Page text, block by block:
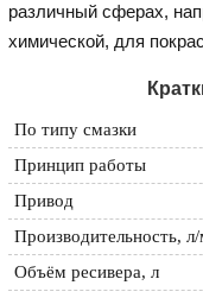
различный сферах,
химической, для
По типу смазки
Принцип работы
Привод
Производительность,
Объём ресивера, л